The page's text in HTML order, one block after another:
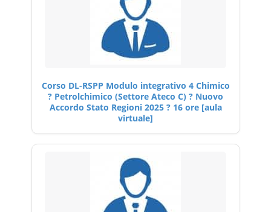
Corso DL-RSPP Modulo integrativo 4 Chimico
? Petrolchimico (Settore Ateco C) ? Nuovo
Accordo Stato Regioni 2025 ? 16 ore [aula
virtuale]